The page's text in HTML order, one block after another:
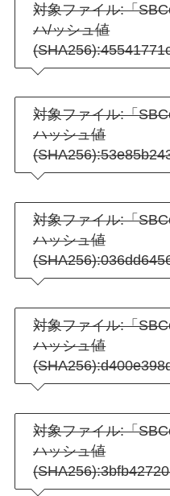
対象ファイル:「
ハ/ッシュ値
対象ファイル:「
ハッシュ値
対象ファイル:「
ハッシュ値
対象ファイル:「
ハッシュ値
対象ファイル:「
ハッシュ値